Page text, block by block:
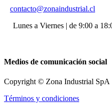
contacto@zonaindustrial.cl
Lunes a Viernes | de 9:00 a
Medios de comunicación social
Copyright © Zona Industrial SpA
Términos y condiciones